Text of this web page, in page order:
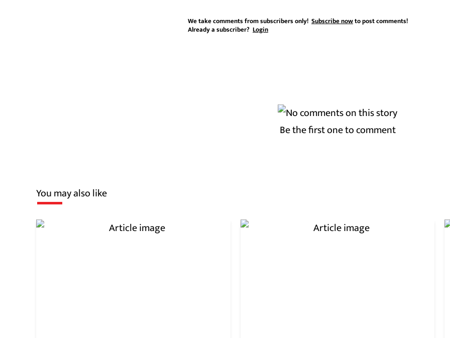
We take comments from subscribers only! Subscribe nowto post comments!
Already a subscriber? Login
Be the first one to comment
You may also like